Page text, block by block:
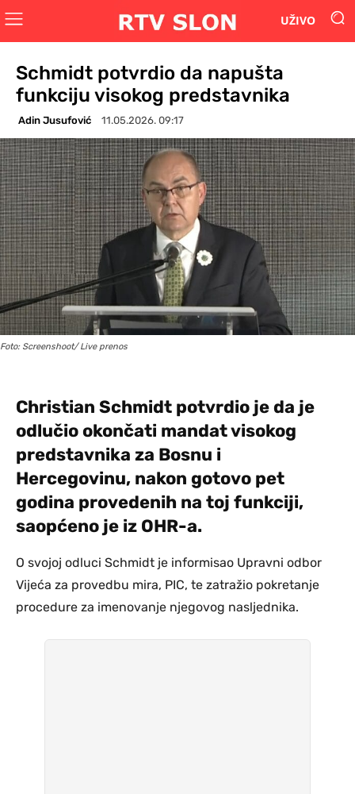
UŽIVO
Schmidt potvrdio da napušta
funkciju visokog predstavnika
Adin Jusufović 11.05.2026. 09:17
Foto: Screenshoot/ Live prenos
Christian Schmidt potvrdio je da je
odlučio okončati mandat visokog
predstavnika za Bosnu i
Hercegovinu, nakon gotovo pet
godina provedenih na toj funkciji,
saopćeno je iz OHR-a.
O svojoj odluci Schmidt je informisao Upravni odbor
Vijeća za provedbu mira, PIC, te zatražio pokretanje
procedure za imenovanje njegovog nasljednika.